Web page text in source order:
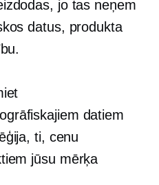
jo tas neņem
datus, produkta
datiem
ti, cenu
jūsu mērķa